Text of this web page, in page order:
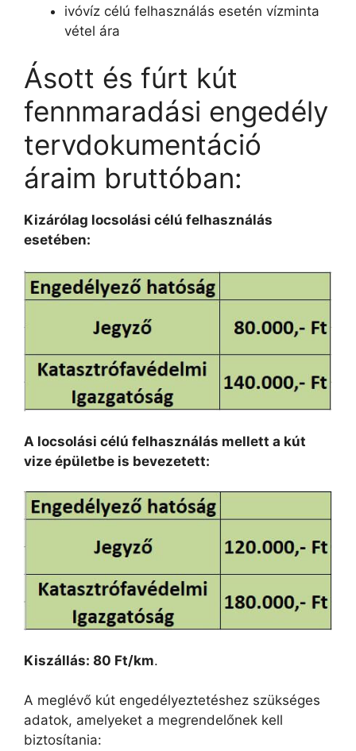
ivóvíz célú felhasználás esetén vízminta
vétel ára
Ásott és fúrt kút
fennmaradási engedély
tervdokumentáció
áraim bruttóban:
Kizárólag locsolási célú felhasználás
esetében:
A locsolási célú felhasználás mellett a kút
vize épületbe is bevezetett:
Kiszállás: 80 Ft/km.
A meglévő kút engedélyeztetéshez szükséges
adatok, amelyeket a megrendelőnek kell
biztosítania: